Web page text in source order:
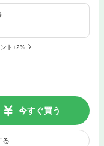
ト+2%
今すぐ買う
る